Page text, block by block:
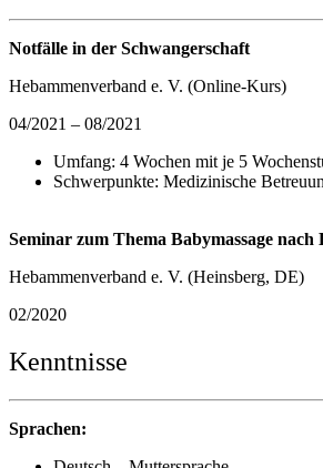
Notfälle in der Schwangerschaft
Hebammenverband e. V. (Online-Kurs)
04/2021 – 08/2021
Umfang: 4 Wochen mit je 5
Schwerpunkte: Medizinische
Seminar zum Thema Babymassage nach
Hebammenverband e. V. (Heinsberg, DE)
02/2020
Kenntnisse
Sprachen: